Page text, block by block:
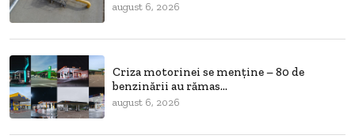
august 6, 2026
Criza motorinei se menține – 80 de
benzinării au rămas...
august 6, 2026